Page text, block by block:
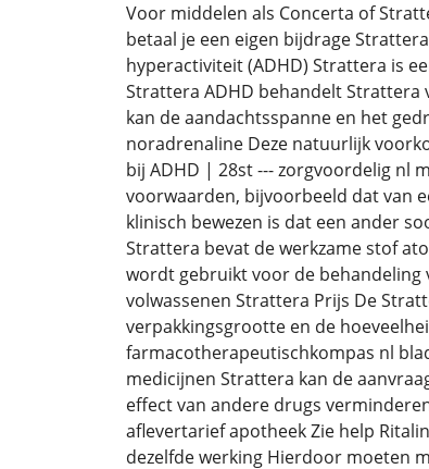
Voor middelen als Concerta of
betaal je een eigen bijdrage
hyperactiviteit (ADHD) Strattera is
Strattera ADHD behandelt
kan de aandachtsspanne en het
noradrenaline Deze natuurlijk
bij ADHD | 28st --- zorgvoordelig nl
voorwaarden, bijvoorbeeld dat van
klinisch bewezen is dat een ander
Strattera bevat de werkzame stof
wordt gebruikt voor de
volwassenen Strattera Prijs De
verpakkingsgrootte en de
farmacotherapeutischkompas nl
medicijnen Strattera kan de
effect van andere drugs
aflevertarief apotheek Zie help
dezelfde werking Hierdoor moeten